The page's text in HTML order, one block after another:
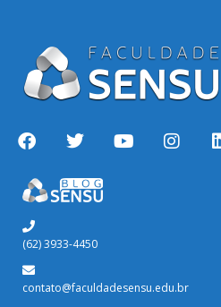
(62) 3933-4450
contato@faculdadesensu.edu.br